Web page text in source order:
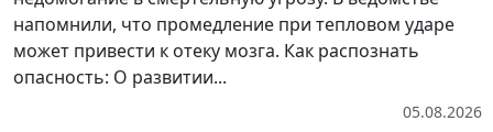
напомнили, что промедление при тепловом ударе
может привести к отеку мозга. Как распознать
опасность: О развитии...
05.08.2026